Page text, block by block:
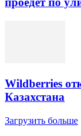
Wildberries
Казахстана
Загрузить больше